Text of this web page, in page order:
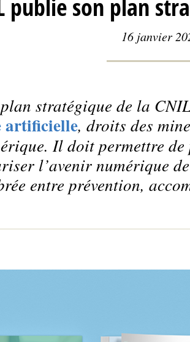
publie son plan
16 janvier
stratégique de la
artificielle, droits des
Il doit permettre de
l’avenir numérique
entre prévention,